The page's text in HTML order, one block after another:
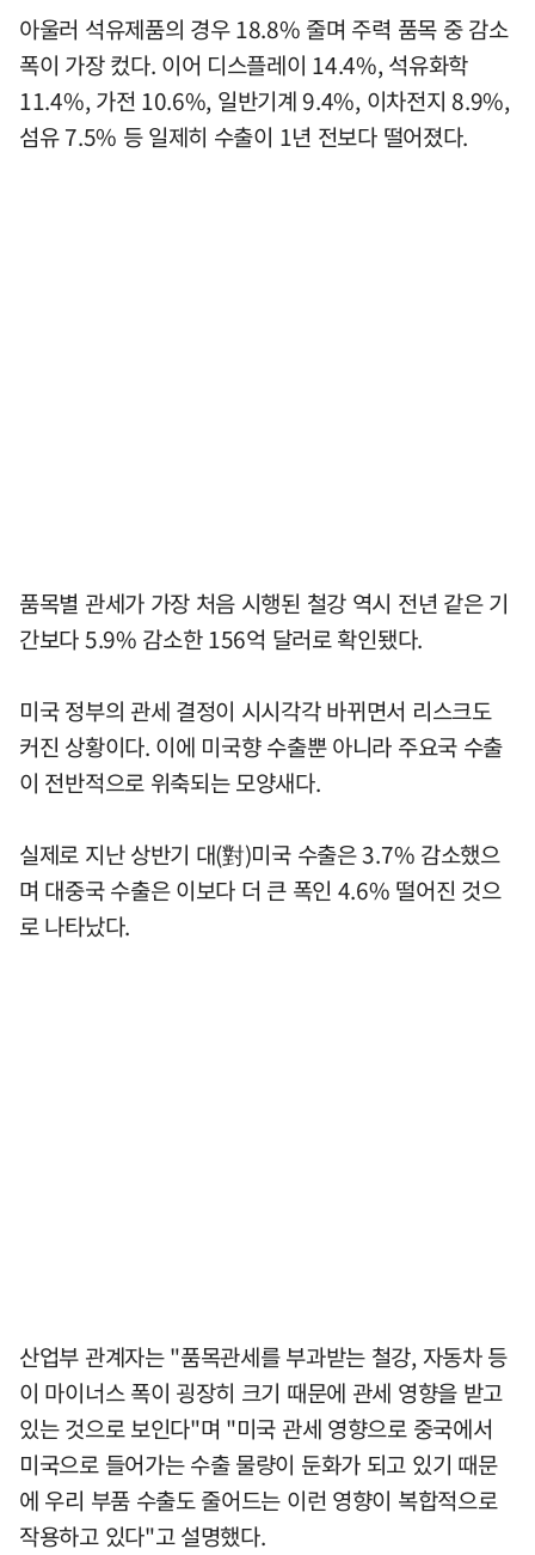
아울러 석유제품의 경우 18.8% 줄며 주력 품목 중 감소
폭이 가장 컸다. 이어 디스플레이 14.4%, 석유화학
11.4%, 가전 10.6%, 일반기계 9.4%, 이차전지 8.9%,
섬유 7.5% 등 일제히 수출이 1년 전보다 떨어졌다.
품목별 관세가 가장 처음 시행된 철강 역시 전년 같은 기
간보다 5.9% 감소한 156억 달러로 확인됐다.
미국 정부의 관세 결정이 시시각각 바뀌면서 리스크도
커진 상황이다. 이에 미국향 수출뿐 아니라 주요국 수출
이 전반적으로 위축되는 모양새다.
실제로 지난 상반기 대(對)미국 수출은 3.7% 감소했으
며 대중국 수출은 이보다 더 큰 폭인 4.6% 떨어진 것으
로 나타났다.
산업부 관계자는 "품목관세를 부과받는 철강, 자동차 등
이 마이너스 폭이 굉장히 크기 때문에 관세 영향을 받고
있는 것으로 보인다"며 "미국 관세 영향으로 중국에서
미국으로 들어가는 수출 물량이 둔화가 되고 있기 때문
에 우리 부품 수출도 줄어드는 이런 영향이 복합적으로
작용하고 있다"고 설명했다.